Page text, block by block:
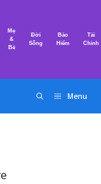
Mẹ
&
Bé
Đời
Sống
Bảo
Hiểm
Tài
Chính
Menu